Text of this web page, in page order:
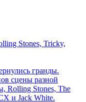
Stones, Tricky,
гранды.
сцены разной
Rolling Stones, The
и Jack White.